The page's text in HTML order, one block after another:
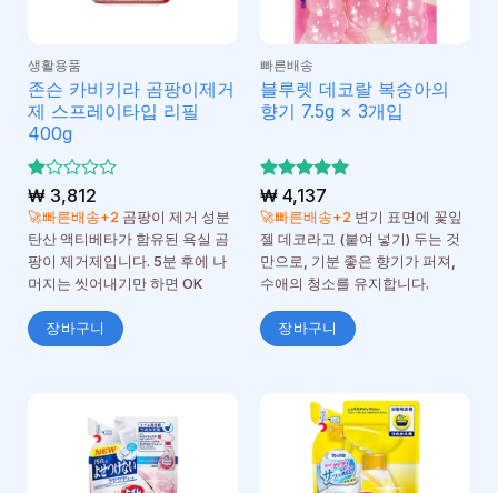
생활용품
존슨 카비키라 곰팡이제거
제 스프레이타입 리필
400g
5
중
에
서
1
로
가
됨
₩3,812
🚀빠른배송+2 곰팡이 제거 성분
탄산 액티베타가 함유된 욕실 곰
팡이 제거제입니다. 5분 후에 나
머지는 씻어내기만 하면 OK
장바구니
빠른배송
블루렛 데코랄 복숭아의
향기 7.5g × 3개입
5 중에서
5로 평가
됨
₩4,137
🚀빠른배송+2 변기 표면에 꽃잎
젤 데코라고 (붙여 넣기) 두는 것
만으로, 기분 좋은 향기가 퍼져,
수애의 청소를 유지합니다.
장바구니